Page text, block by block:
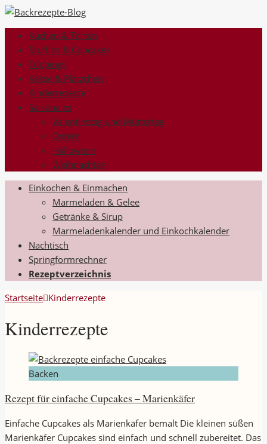
Kuchen & Torten
Muffins & Cupcakes
Toppings
Kekse & Plätzchen
Kinderrezepte
Saisonales
Valentinstag und Muttertag
Ostern
Halloween
Weihnachten
Einkochen & Einmachen
Marmeladen & Gelee
Getränke & Sirup
Marmeladenkalender und Einkochkalender
Nachtisch
Springformrechner
Rezeptverzeichnis
Startseite Kinderrezepte
Kinderrezepte
Backen
Rezept für einfache Cupcakes – Marienkäfer
Einfache Cupcakes als Marienkäfer bemalt Die kleinen süßen
Marienkäfer Cupcakes sind einfach und schnell zubereitet. Das